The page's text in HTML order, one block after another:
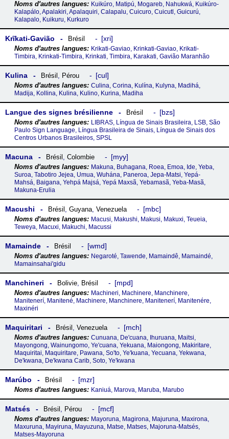
Kuikúro, Matipú, Mogareb, Nahukwá, Kuikúro-
Kalapálo, Apalakiri, Apalaquiri, Calapalu, Cuicuro, Cuicutl, Guicurú,
Kalapalo, Kuikuru, Kurkuro
Krĩkati-Gavião Brésil xri
Krikati-Gaviao, Krinkati-Gaviao, Krikati-
Timbira, Krinkati-Timbira, Krinkati, Timbira, Karakati, Gavião Maranhão
Kulina Brésil , Pérou cul
Culina, Corina, Kulína, Kulyna, Madihá,
Madija, Kollina, Kulina, Kulino, Kurina, Madiha
Langue des signes brésilienne Brésil bzs
LIBRAS, Língua de Sinais Brasileira, LSB, São
Paulo Sign Language, Língua Brasileira de Sinais, Língua de Sinais dos
Centros Urbanos Brasileiros, SPSL
Macuna Brésil , Colombie myy
Makuna, Buhagana, Roea, Emoa, Ide, Yeba,
Suroa, Tabotiro Jejea, Umua, Wuhána, Paneroa, Jepa-Matsi, Yepá-
Mahsá, Baigana, Yehpá Majsá, Yepá Maxsã, Yebamasã, Yeba-Masã,
Makuna-Erulia
Macushi Brésil , Guyana, Venezuela mbc
Macusi, Makushi, Makusi, Makuxi, Teueia,
Teweya, Macuxi, Makuchi, Macussi
Mamainde Brésil wmd
Negaroté, Tawende, Mamaindê, Mamaindé,
Mamainsahai'gidu
Manchineri Bolivie, Brésil mpd
Machineri, Machinere, Manchinere,
Manitenerí, Manitené, Machinere, Manchinere, Manitenerí, Manitenére,
Maxinéri
Maquiritari Brésil , Venezuela mch
Cunuana, De'cuana, Ihuruana, Maitsi,
Mayongong, Wainungomo, Ye'cuana, Yekuana, Maiongong, Makiritare,
Maquiritai, Maquiritare, Pawana, So'to, Ye'kuana, Yecuana, Yekwana,
De'kwana, De'kwana Carib, Soto, Ye'kwana
Marúbo Brésil mzr
Kaniuá, Marova, Maruba, Marubo
Matsés Brésil , Pérou mcf
Mayoruna, Magirona, Majuruna, Maxirona,
Maxuruna, Mayiruna, Mayuzuna, Matse, Matses, Majoruna-Matsés,
Matses-Mayoruna